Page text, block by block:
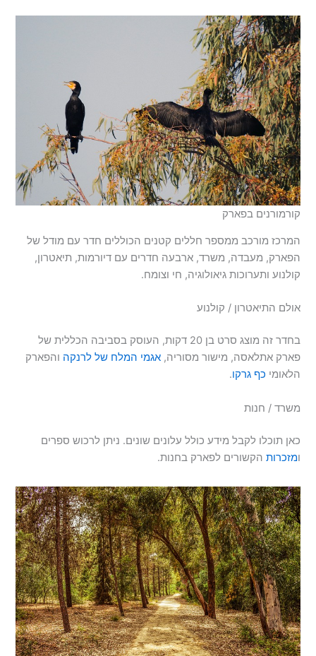
קורמורנים בפארק
המרכז מורכב ממספר חללים קטנים הכוללים חדר עם מודל של
הפארק, מעבדה, משרד, ארבעה חדרים עם דיורמות, תיאטרון,
קולנוע ותערוכות גיאולוגיה, חי וצומח.
אולם התיאטרון / קולנוע
בחדר זה מוצג סרט בן 20 דקות, העוסק בסביבה הכללית של
פארק אתלאסה, מישור מסוריה,אגמי המלח של לרנקה והפארק
הלאומי כף גרקו.
משרד / חנות
כאן תוכלו לקבל מידע כולל עלונים שונים. ניתן לרכוש ספרים
ומזכרות הקשורים לפארק בחנות.